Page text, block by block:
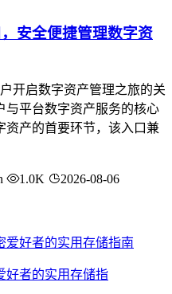
安全便捷管理数字资
开启数字资产管理之旅的关
与平台数字资产服务的核心
资产的首要环节，该入口兼
1.0K 2026-08-06
好者的实用存储指